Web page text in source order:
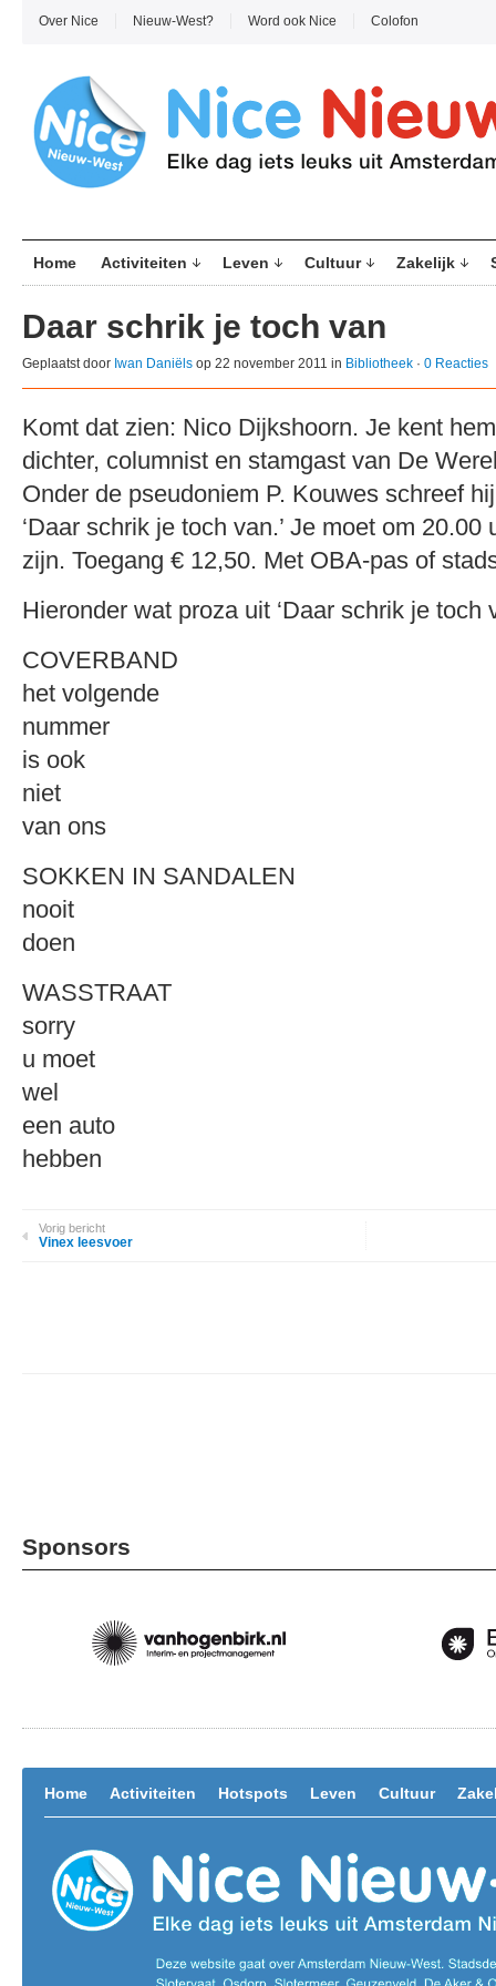
Over Nice Nieuw-West? Word ook Nice Colofon
Home Activiteiten Leven Cultuur Zakelijk
Daar schrik je toch van
Geplaatst door Iwan Daniëls op 22 november 2011 in Bibliotheek · 0 Reacties
Komt dat zien: Nico Dijkshoorn. Je kent
dichter, columnist en stamgast van De
Onder de pseudoniem P. Kouwes schreef
‘Daar schrik je toch van.’ Je moet om
zijn. Toegang € 12,50. Met OBA-pas of
Hieronder wat proza uit ‘Daar schrik je toch
COVERBAND
het volgende
nummer
is ook
niet
van ons
SOKKEN IN SANDALEN
nooit
doen
WASSTRAAT
sorry
u moet
wel
een auto
hebben
Vorig bericht
Vinex leesvoer
Sponsors
Home Activiteiten Hotspots Leven Cultuur